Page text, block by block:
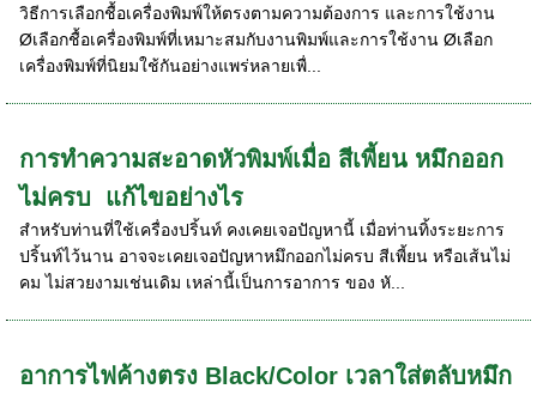
วิธีการเลือกชื้อเครื่องพิมพ์ให้ตรงตามความต้องการ และการใช้งาน
Øเลือกชื้อเครื่องพิมพ์ที่เหมาะสมกับงานพิมพ์และการใช้งาน Øเลือก
เครื่องพิมพ์ที่นิยมใช้กันอย่างแพร่หลายเพื่...
การทำความสะอาดหัวพิมพ์เมื่อ สีเพี้ยน หมึกออก
ไม่ครบ แก้ไขอย่างไร
สำหรับท่านที่ใช้เครื่องปริ้นท์ คงเคยเจอปัญหานี้ เมื่อท่านทิ้งระยะการ
ปริ้นท์ไว้นาน อาจจะเคยเจอปัญหาหมึกออกไม่ครบ สีเพี้ยน หรือเส้นไม่
คม ไม่สวยงามเช่นเดิม เหล่านี้เป็นการอาการ ของ หั...
อาการไฟค้างตรง Black/Color เวลาใส่ตลับหมึก